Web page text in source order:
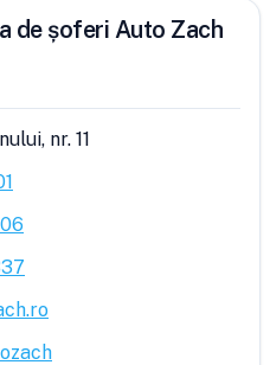
de șoferi Auto Zach
nr. 11